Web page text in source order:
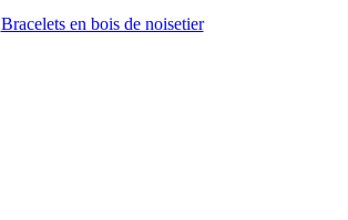
Bracelets en bois de noisetier